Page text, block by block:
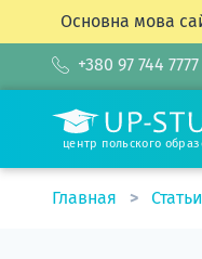
Основна мова
+380 97 744 7777
центр польского
Главная